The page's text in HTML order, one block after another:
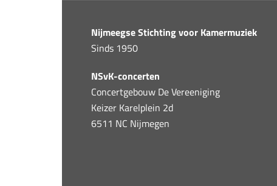
Nijmeegse Stichting voor Kamermuziek
Sinds 1950
NSvK-concerten
Concertgebouw De Vereeniging
Keizer Karelplein 2d
6511 NC Nijmegen